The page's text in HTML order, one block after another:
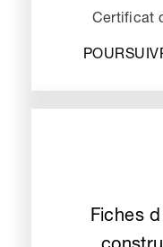
Certificat
Fiches